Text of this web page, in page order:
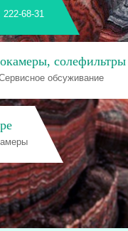
222-68-31
солефильтры
обсуживание